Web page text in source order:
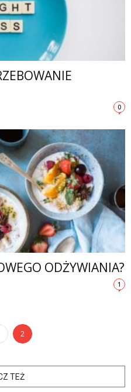
0
ODŻYWIANIA?
1
2
TEŻ